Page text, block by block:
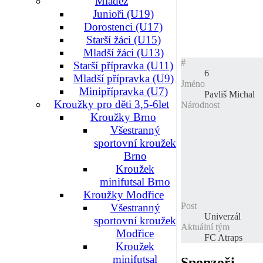
Junioři (U19)
Dorostenci (U17)
Starší žáci (U15)
Mladší žáci (U13)
Starší přípravka (U11)
Mladší přípravka (U9)
Minipřípravka (U7)
Kroužky pro děti 3,5-6let
Kroužky Brno
Všestranný
sportovní kroužek
Brno
Kroužek
minifutsal Brno
Kroužky Modřice
Všestranný
sportovní kroužek
Modřice
Kroužek
minifutsal
#
6
Jméno
Pavliš Michal
Národnost
Post
Univerzál
Aktuální tým
FC Atraps